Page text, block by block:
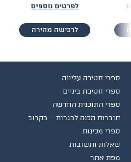
לפרטים נוספים
לרכישה מהירה
ספרי חטיבה עליונה
ספרי חטיבת ביניים
ספרי התוכנית החדשה
חוברות הכנה לבגרות – בקרוב
ספרי מכינות
שאלות ותשובות
מפת אתר